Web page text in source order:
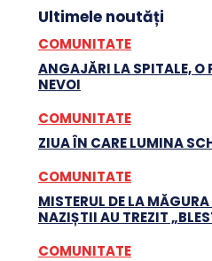
Ultimele noutăți
COMUNITATE
ANGAJĂRI LA SPITALE,
NEVOI
COMUNITATE
ZIUA ÎN CARE LUMINA
COMUNITATE
MISTERUL DE LA
NAZIȘTII AU TREZIT
COMUNITATE